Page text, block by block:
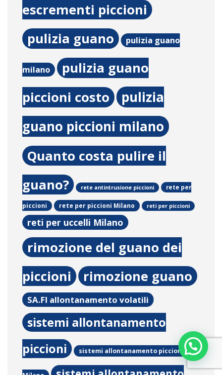
escrementi piccioni
pulizia guano pulizia guano
milano
pulizia guano
piccioni costo
pulizia
guano piccioni milano
Quanto costa pulire il
guano?
rete antintrusione piccioni rete per
piccioni rete per piccioni Milano reti per piccioni
reti per uccelli Milano
rimozione del guano dei
piccioni
rimozione guano
SA.FI allontanamento volatili
sistemi allontanamento
piccioni
sistemi allontanamento piccioni